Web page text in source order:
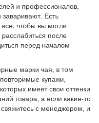
и профессионалов,
Есть
чтобы вы могли
после
перед началом
марки чая, в том
купажи,
имеет свои оттенки
товара, а если какие-то
с менеджером, и